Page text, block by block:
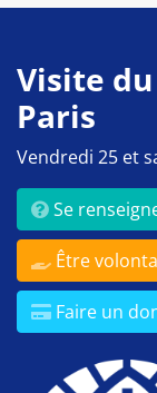
Visite du
Paris
Vendredi 25 et
Se
Être
Faire un